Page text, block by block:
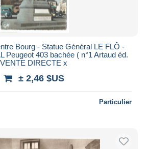
Bourg - Statue Général LE FLÔ -
Peugeot 403 bachée ( n°1 Artaud éd.
VENTE DIRECTE x
± 2,46 $US
Particulier